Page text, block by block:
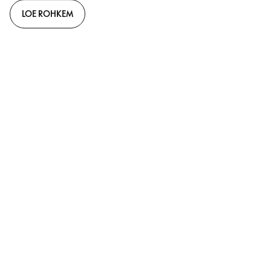
LOE ROHKEM